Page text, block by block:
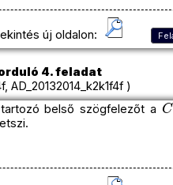
új oldalon:
4. feladat
)
belső szögfelezőt a
C